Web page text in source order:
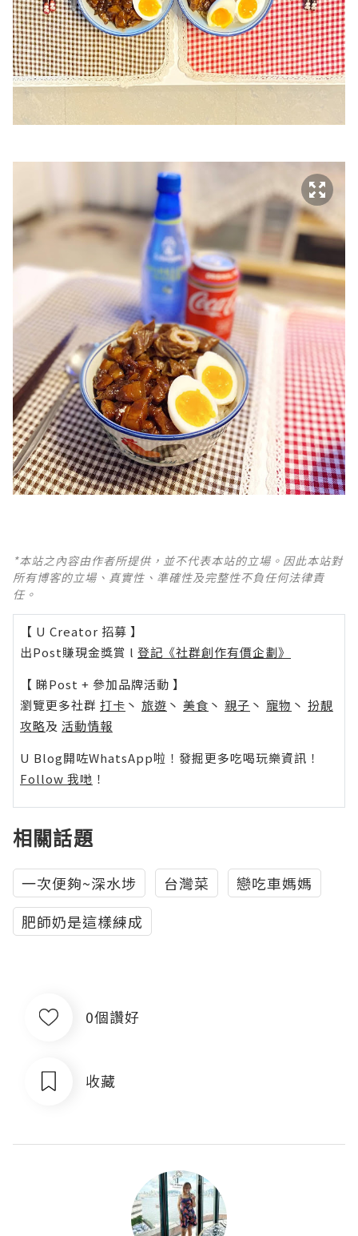
*本站之內容由作者所提供，並不代表本站的立場。因此本站對
所有博客的立場、真實性、準確性及完整性不負任何法律責
任。
【 U Creator 招募 】
出Post賺現金獎賞 l 登記《社群創作有價企劃》
【 睇Post + 參加品牌活動 】
瀏覽更多社群 打卡 丶 旅遊 丶 美食 丶 親子 丶 寵物 丶 扮靚
攻略及 活動情報
U Blog開咗WhatsApp啦！發掘更多吃喝玩樂資訊！
Follow 我哋 ！
相關話題
一次便夠~深水埗 台灣菜
戀吃車媽媽
肥師奶是這樣練成
0個讚好
收藏